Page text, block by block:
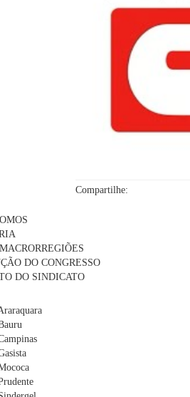
Compartilhe:
DO CONGRESSO
DO SINDICATO